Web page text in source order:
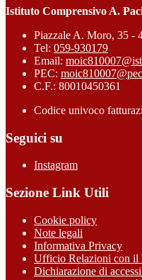
Istituto Comprensivo A.
Piazzale A. Moro, 35 -
Tel: 059-930179
Email:
PEC:
C.F.: 80010450361
Codice univoco
Seguici su
Instagram
Sezione Link Utili
Cookie policy
Note legali
Informativa Privacy
Ufficio Relazioni con il
Dichiarazione di